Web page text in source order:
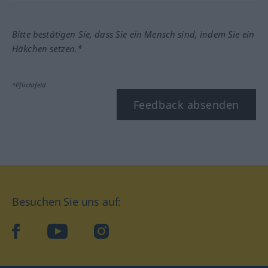
Bitte bestätigen Sie, dass Sie ein Mensch sind, indem Sie ein
Häkchen setzen.*
*Pflichtfeld
Feedback absenden
Besuchen Sie uns auf:
facebookYouTube Instagram